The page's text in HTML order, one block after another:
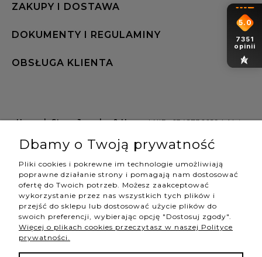
ZAKUPY I DOSTAWA
DOKUMENTY I REGULAMINY
OBSŁUGA KLIENTA
Hannah Store Jewelry & Home| NIP: 6342736629 | Aleja
shop@hannahstore.pl
pokaż pełną wersję strony
5.0
7351
opinii
NASZE ODZNAKI
Dbamy o Twoją prywatność
Pliki cookies i pokrewne im technologie umożliwiają
poprawne działanie strony i pomagają nam dostosować
ofertę do Twoich potrzeb. Możesz zaakceptować
wykorzystanie przez nas wszystkich tych plików i
przejść do sklepu lub dostosować użycie plików do
swoich preferencji, wybierając opcję "Dostosuj zgody".
Więcej o plikach cookies przeczytasz w naszej Polityce
prywatności.